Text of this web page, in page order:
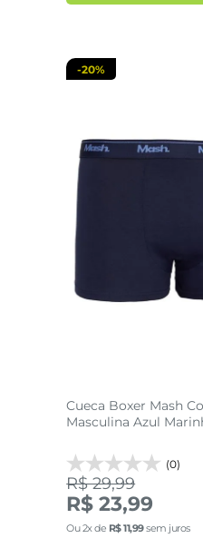
Cueca Boxer Mash
Masculina Azul
(0)
-20%
R$ 29,99
R$ 23,99
Ou2x de R$11,99sem juros
P M